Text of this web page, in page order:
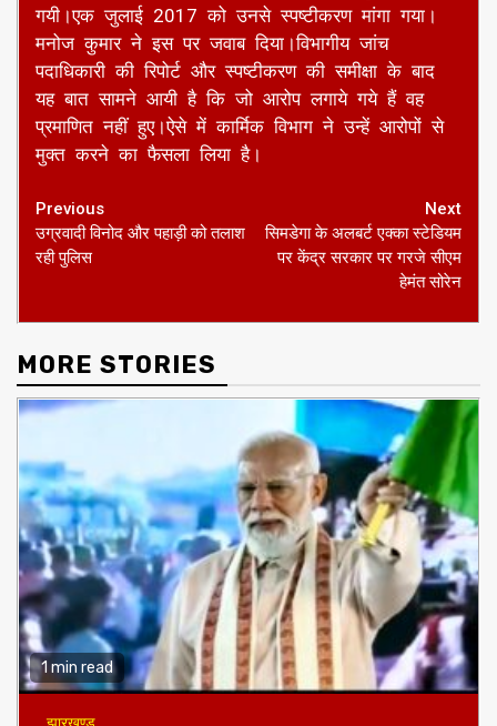
गयी।एक जुलाई 2017 को उनसे स्पष्टीकरण मांगा गया।
मनोज कुमार ने इस पर जवाब दिया।विभागीय जांच
पदाधिकारी की रिपोर्ट और स्पष्टीकरण की समीक्षा के बाद
यह बात सामने आयी है कि जो आरोप लगाये गये हैं वह
प्रमाणित नहीं हुए।ऐसे में कार्मिक विभाग ने उन्हें आरोपों से
मुक्त करने का फैसला लिया है।
Continue
Reading
Previous
उग्रवादी विनोद और पहाड़ी को तलाश
रही पुलिस
Next
सिमडेगा के अलबर्ट एक्का स्टेडियम
पर केंद्र सरकार पर गरजे सीएम
हेमंत सोरेन
MORE STORIES
1 min read
झारखण्ड